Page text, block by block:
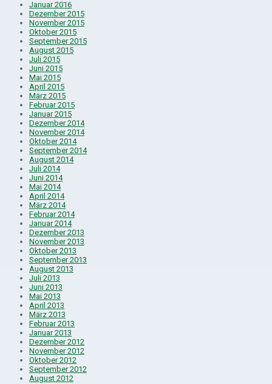
Januar 2016
Dezember 2015
November 2015
Oktober 2015
September 2015
August 2015
Juli 2015
Juni 2015
Mai 2015
April 2015
März 2015
Februar 2015
Januar 2015
Dezember 2014
November 2014
Oktober 2014
September 2014
August 2014
Juli 2014
Juni 2014
Mai 2014
April 2014
März 2014
Februar 2014
Januar 2014
Dezember 2013
November 2013
Oktober 2013
September 2013
August 2013
Juli 2013
Juni 2013
Mai 2013
April 2013
März 2013
Februar 2013
Januar 2013
Dezember 2012
November 2012
Oktober 2012
September 2012
August 2012